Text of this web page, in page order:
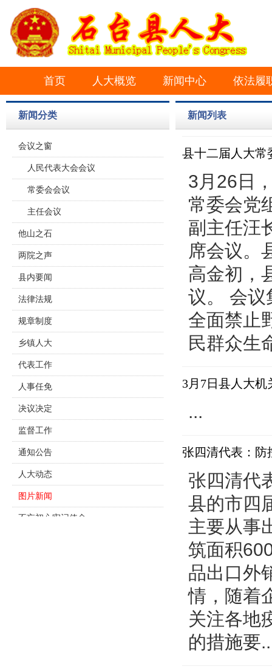
首页 人大概览 新闻中心 依法履
新闻分类
会议之窗
人民代表大会会议
常委会会议
主任会议
他山之石
两院之声
县内要闻
法律法规
规章制度
乡镇人大
代表工作
人事任免
决议决定
监督工作
通知公告
人大动态
图片新闻
不忘初心牢记使命
新闻列表
县十二届人大常
3月26日
常委会党
副主任汪
席会议。
高金初，
议。 会议
全面禁止
民群众生
3月7日县人大
...
张四清代表：防
张四清代
县的市四
主要从事
筑面积
品出口外
情，随着
关注各地
的措施要